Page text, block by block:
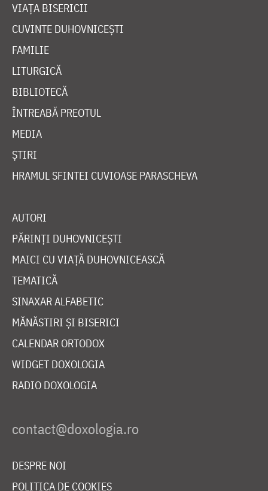
VIAȚA BISERICII
CUVINTE DUHOVNICEȘTI
FAMILIE
LITURGICĂ
BIBLIOTECĂ
ÎNTREABĂ PREOTUL
MEDIA
ȘTIRI
HRAMUL SFINTEI CUVIOASE PARASCHEVA
AUTORI
PĂRINȚI DUHOVNICEȘTI
MAICI CU VIAȚĂ DUHOVNICEASCĂ
TEMATICĂ
SINAXAR ALFABETIC
MĂNĂSTIRI ȘI BISERICI
CALENDAR ORTODOX
WIDGET DOXOLOGIA
RADIO DOXOLOGIA
DESPRE NOI
POLITICA DE COOKIES